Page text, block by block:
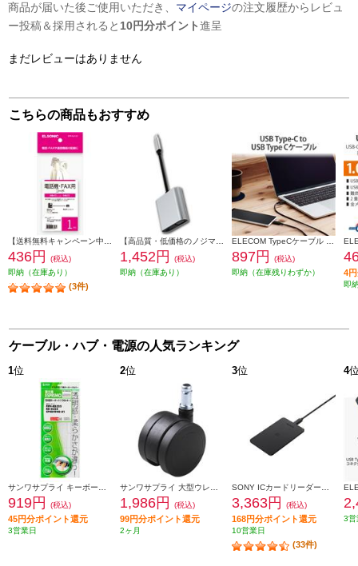
商品が届いた後ご使用いただき、 マイページの注文履歴からレビュ
ー投稿＆採用されると 10円分ポイント進呈
まだレビューはありません
こちらの商品もおすすめ
436円
(税込)
即納（在庫あり）
(3件)
1,452円
(税込)
即納（在庫あり）
897円
(税込)
即納（在庫残りわずか）
4
即
ケーブル・ハブ・電源の人気ランキング
1位
919円 (税込)
45円分ポイント還元
3営業日
2位
1,986円 (税込)
99円分ポイント還元
2ヶ月
3位
3,363円 (税込)
168円分ポイント還元
10営業日
(33件)
4
3営